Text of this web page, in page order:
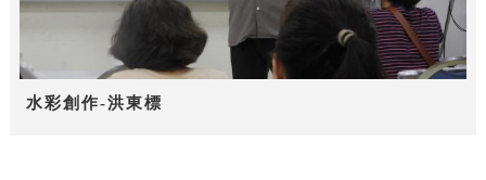
水彩創作-洪東標